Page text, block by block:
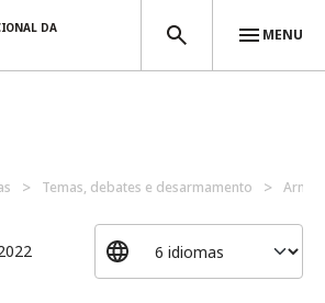
DA
MENU
Temas, debates e desarmamento